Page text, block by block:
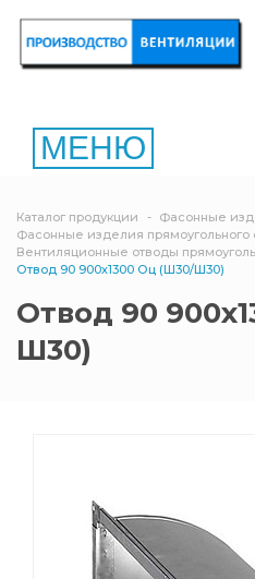
МЕНЮ
Каталог продукции
Фасонные
Фасонные изделия прямоугольного
Вентиляционные отводы
Отвод 90 900х1300 Оц (Ш30/Ш30)
Отвод 90
Ш30)